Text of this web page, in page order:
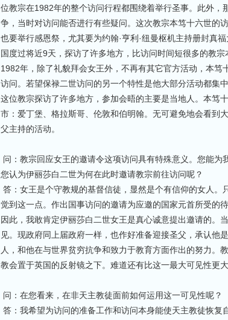
位教宗在1982年的整个访问行程都围绕着举行圣事。此外，
争，当时对访问能否进行有些疑问。这次教宗本笃十六世的
也要举行感恩祭，尤其要为约翰·亨利·纽曼枢机主持册封真
国度过将近9天，探访了许多地方，比访问时间短很多的教
1982年，除了礼貌拜会女王外，不再有其它官方活动，本笃
访问。若望保禄二世访问的另一个特性是他大部分活动都集
这位教宗探访了许多地方，参加会晤的主要是当地人。本笃
市：爱丁堡、格拉斯哥、伦敦和伯明翰。无可避免地会看到
父主持的活动。
问：教宗回应女王的邀请令这项访问具有特殊意义。您能为
您认为伊丽莎白二世为何在此时邀请教宗前往访问呢？
答：女王是个守教规的基督信徒，显然是个有信仰的女人。
觉到这一点。作出国事访问的邀请为应邀的国家元首所受的
因此，我敢肯定伊丽莎白二世女王是真心诚意提出邀请的。
见。现政府同上届政府一样，也作好准备迎接圣父，承认他
人，和他在与世界贫穷抗争和致力于教育方面作出的努力。
教会置于英国的反射镜之下。难道还有比这一最大可见性更
问：在您看来，在非天主教徒面前如何运用这一可见性呢？
答：我希望为访问的准备工作和访问本身能使天主教徒恢复